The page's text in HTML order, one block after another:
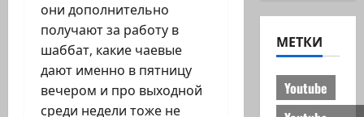
они дополнительно
получают за работу в
шаббат, какие чаевые
дают именно в пятницу
вечером и про выходной
среди недели тоже не
МЕТКИ
Youtube